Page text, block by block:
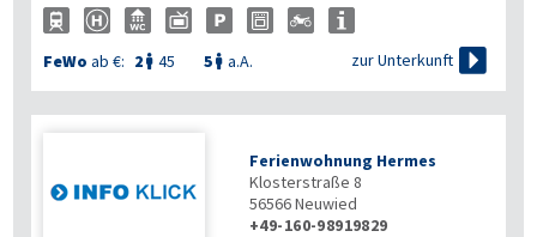
FeWo ab €: 2  45 5  a.A. zur Unterkunft 
Ferienwohnung Hermes
Klosterstraße 8
56566Neuwied
+49-160-98919829